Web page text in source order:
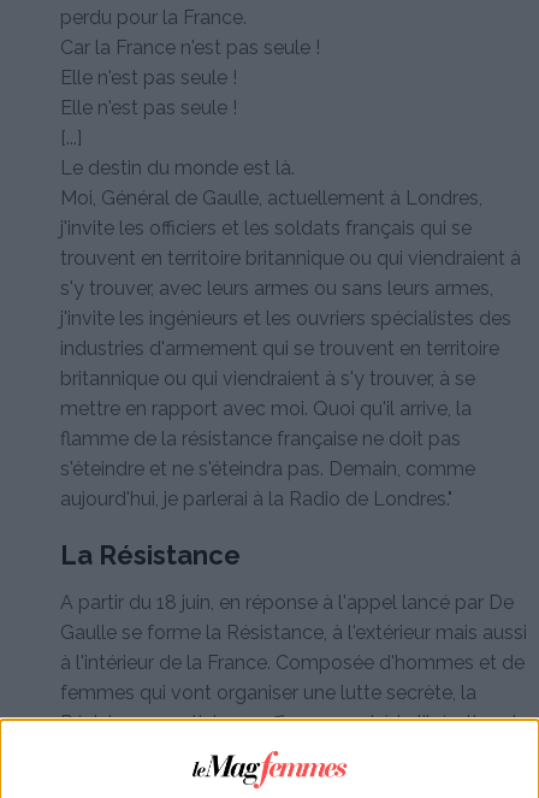
perdu pour la France.
Car la France n'est pas seule !
Elle n'est pas seule !
Elle n'est pas seule !
[...]
Le destin du monde est là.
Moi, Général de Gaulle, actuellement à Londres,
j'invite les officiers et les soldats français qui se
trouvent en territoire britannique ou qui viendraient à
s'y trouver, avec leurs armes ou sans leurs armes,
j'invite les ingénieurs et les ouvriers spécialistes des
industries d'armement qui se trouvent en territoire
britannique ou qui viendraient à s'y trouver, à se
mettre en rapport avec moi. Quoi qu'il arrive, la
flamme de la résistance française ne doit pas
s'éteindre et ne s'éteindra pas. Demain, comme
aujourd'hui, je parlerai à la Radio de Londres."
La Résistance
A partir du 18 juin, en réponse à l'appel lancé par De
Gaulle se forme la Résistance, à l'extérieur mais aussi
à l'intérieur de la France. Composée d'hommes et de
femmes qui vont organiser une lutte secrète, la
Résistance participera efficacement à la libération de
la France, non sans sacrifice. En effet, 30 000
résistants seront fusillés au cours de la guerre, et 60